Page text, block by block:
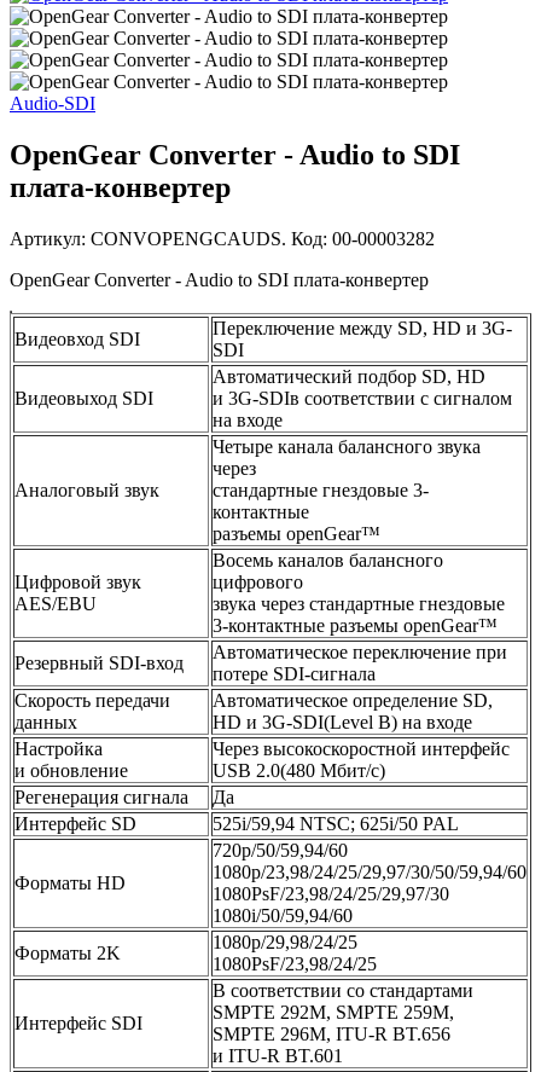
Audio-SDI
OpenGear Converter - Audio to SDI
плата-конвертер
Артикул: CONVOPENGCAUDS. Код: 00-00003282
OpenGear Converter - Audio to SDI плата-конвертер
Видеовход SDI
Переключение между SD, HD и 3G-
SDI
Видеовыход SDI
Автоматический подбор SD, HD
и 3G-SDIв соответствии с сигналом
на входе
Аналоговый звук
Четыре канала балансного звука
через
стандартные гнездовые 3-
контактные
разъемы openGear™
Цифровой звук
AES/EBU
Восемь каналов балансного
цифрового
звука через стандартные гнездовые
3-контактные разъемы openGear™
Резервный SDI-вход
Автоматическое переключение при
потере SDI-сигнала
Скорость передачи
данных
Автоматическое определение SD,
HD и 3G-SDI(Level B) на входе
Настройка
и обновление
Через высокоскоростной интерфейс
USB 2.0(480 Мбит/с)
Регенерация сигнала
Да
Интерфейс SD
525i/59,94 NTSC; 625i/50 PAL
Форматы HD
720p/50/59,94/60
1080p/23,98/24/25/29,97/30/50/59,94/60
1080PsF/23,98/24/25/29,97/30
1080i/50/59,94/60
Форматы 2K
1080p/29,98/24/25
1080PsF/23,98/24/25
Интерфейс SDI
В соответствии со стандартами
SMPTE 292M, SMPTE 259M,
SMPTE 296M, ITU-R BT.656
и ITU-R BT.601